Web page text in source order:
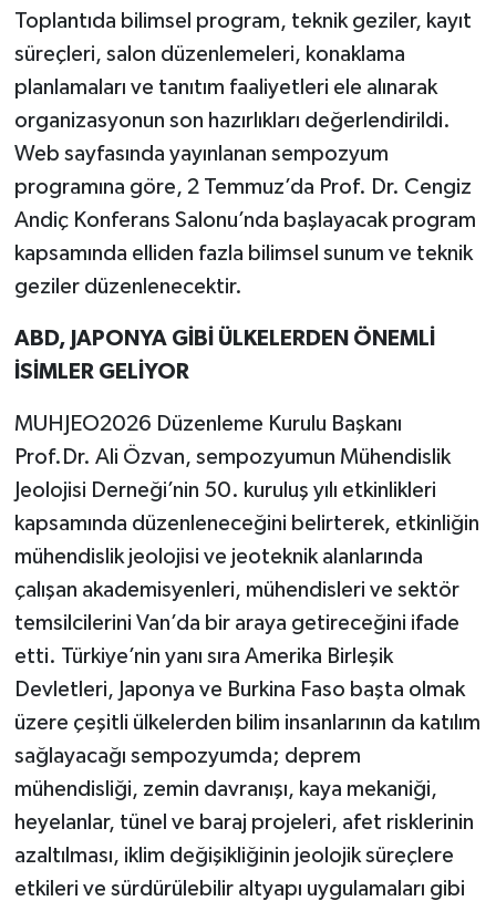
Toplantıda bilimsel program, teknik geziler, kayıt
süreçleri, salon düzenlemeleri, konaklama
planlamaları ve tanıtım faaliyetleri ele alınarak
organizasyonun son hazırlıkları değerlendirildi.
Web sayfasında yayınlanan sempozyum
programına göre, 2 Temmuz’da Prof. Dr. Cengiz
Andiç Konferans Salonu’nda başlayacak program
kapsamında elliden fazla bilimsel sunum ve teknik
geziler düzenlenecektir.
ABD, JAPONYA GİBİ ÜLKELERDEN ÖNEMLİ
İSİMLER GELİYOR
MUHJEO2026 Düzenleme Kurulu Başkanı
Prof.Dr. Ali Özvan, sempozyumun Mühendislik
Jeolojisi Derneği’nin 50. kuruluş yılı etkinlikleri
kapsamında düzenleneceğini belirterek, etkinliğin
mühendislik jeolojisi ve jeoteknik alanlarında
çalışan akademisyenleri, mühendisleri ve sektör
temsilcilerini Van’da bir araya getireceğini ifade
etti. Türkiye’nin yanı sıra Amerika Birleşik
Devletleri, Japonya ve Burkina Faso başta olmak
üzere çeşitli ülkelerden bilim insanlarının da katılım
sağlayacağı sempozyumda; deprem
mühendisliği, zemin davranışı, kaya mekaniği,
heyelanlar, tünel ve baraj projeleri, afet risklerinin
azaltılması, iklim değişikliğinin jeolojik süreçlere
etkileri ve sürdürülebilir altyapı uygulamaları gibi